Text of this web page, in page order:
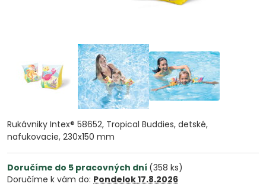
Rukávniky Intex® 58652, Tropical Buddies, detské,
nafukovacie, 230x150 mm
Doručíme do 5 pracovných dní (358 ks)
Doručíme k vám do: Pondelok17.8.2026